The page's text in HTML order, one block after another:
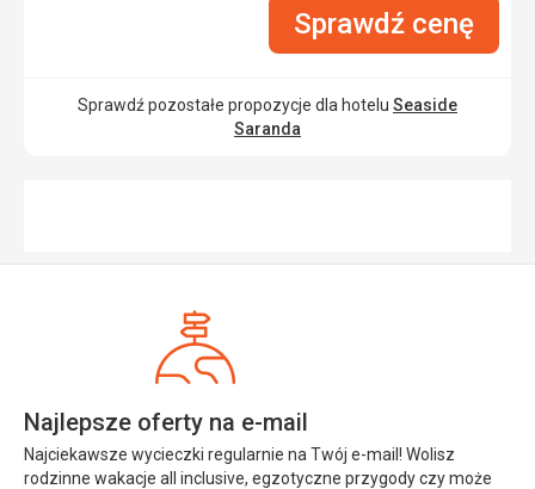
Sprawdź cenę
Sprawdź pozostałe propozycje dla hotelu Seaside
Saranda
Najlepsze oferty na e-mail
Najciekawsze wycieczki regularnie na Twój e-mail! Wolisz
rodzinne wakacje all inclusive, egzotyczne przygody czy może